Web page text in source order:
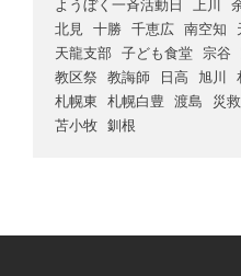
ようぼく一斉活動日 上川
北見 十勝 千恵広 南空知
天龍支部 子ども食堂 宗谷
教区祭 教誨師 日高 旭川
札幌東 札幌白豊 渡島 災
苫小牧 釧根